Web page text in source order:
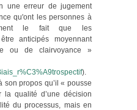
une erreur de jugement
qu'ont les personnes à
le fait que les
anticipés moyennant
ou de clairvoyance »
).
son propos qu’il « pousse
la qualité d’une décision
du processus, mais en